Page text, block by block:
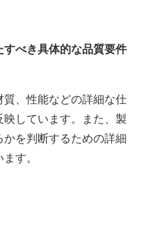
すべき具体的な品質要件
質、性能などの詳細な仕
しています。また、製
を判断するための詳細
す。